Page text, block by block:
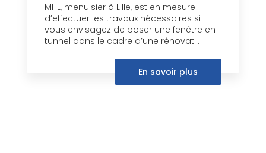
MHL, menuisier à Lille, est en mesure
d’effectuer les travaux nécessaires si
vous envisagez de poser une fenêtre en
tunnel dans le cadre d’une rénovat...
En savoir plus